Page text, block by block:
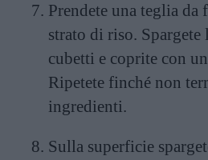
Prendete una teglia da
strato di riso. Spargete
cubetti e coprite con
Ripetete finché non
ingredienti.
Sulla superficie